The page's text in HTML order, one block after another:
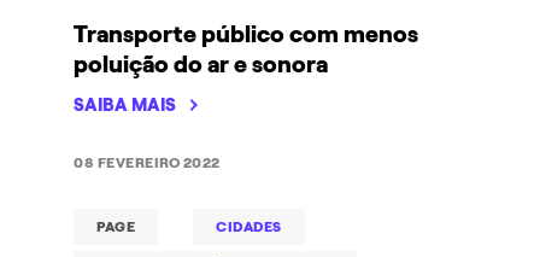
Transporte público com menos
poluição do ar e sonora
SAIBA MAIS
PAGE CIDADES
08 FEVEREIRO 2022